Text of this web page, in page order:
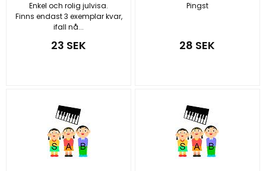
Enkel och rolig julvisa.
Finns endast 3 exemplar kvar,
ifall nå...
23 SEK
Pingst
28 SEK